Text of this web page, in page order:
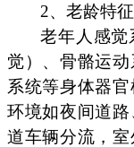
2、老龄特征
老年人感觉
觉）、骨骼运
系统等身体器
环境如夜间道
道车辆分流，